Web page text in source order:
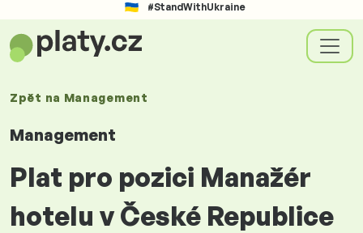
#StandWithUkraine
Zpět na Management
Management
Plat pro pozici Manažér
hotelu v České Republice